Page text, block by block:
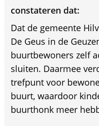
constateren dat:
Dat de gemeente
De Geus in de
buurtbewoners zelf
sluiten. Daarmee
trefpunt voor
buurt, waardoor
buurthonk meer